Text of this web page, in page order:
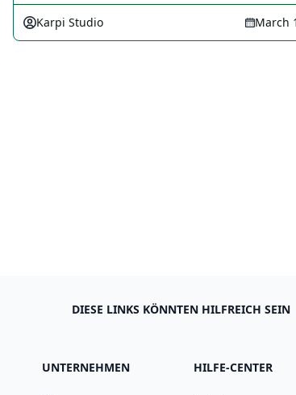
Karpi Studio March
DIESE LINKS KÖNNTEN HILFREICH SEIN
UNTERNEHMEN HILFE-CENTER